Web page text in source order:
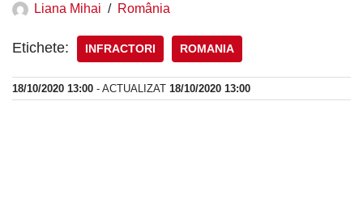
Liana Mihai România
Etichete: INFRACTORI ROMANIA
18/10/2020 13:00 - ACTUALIZAT 18/10/2020 13:00